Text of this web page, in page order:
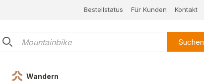
Bestellstatus Für Kunden Kontakt
Suchen
Wandern